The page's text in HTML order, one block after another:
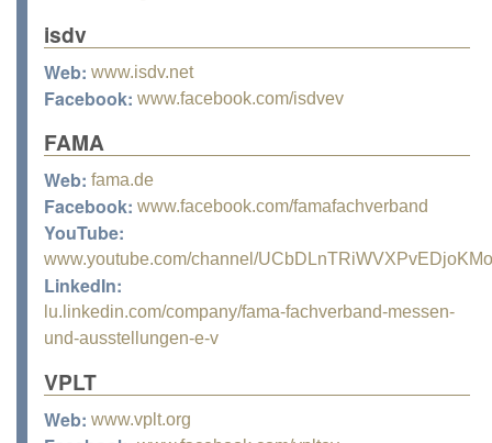
isdv
Web: www.isdv.net
Facebook: www.facebook.com/isdvev
FAMA
Web: fama.de
Facebook: www.facebook.com/famafachverband
YouTube:
www.youtube.com/channel/
LinkedIn:
lu.linkedin.com/company/fama-fachverband-messen-
und-ausstellungen-e-v
VPLT
Web: www.vplt.org